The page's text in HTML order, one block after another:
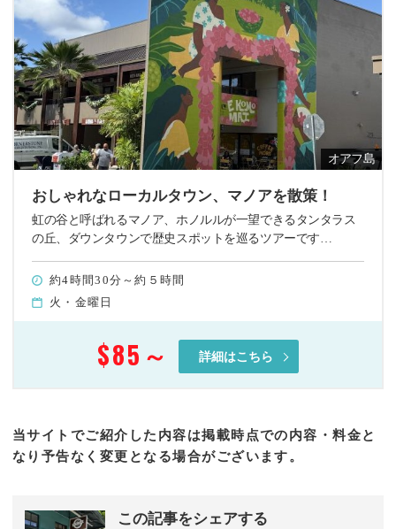
オアフ島
おしゃれなローカルタウン、マノアを散策！
虹の谷と呼ばれるマノア、ホノルルが一望できるタンタラス
の丘、ダウンタウンで歴史スポットを巡るツアーです…
約4時間30分～約５時間
火・金曜日
$85 ～ 詳細はこちら
当サイトでご紹介した内容は掲載時点での内容・料金と
なり予告なく変更となる場合がございます。
この記事をシェアする